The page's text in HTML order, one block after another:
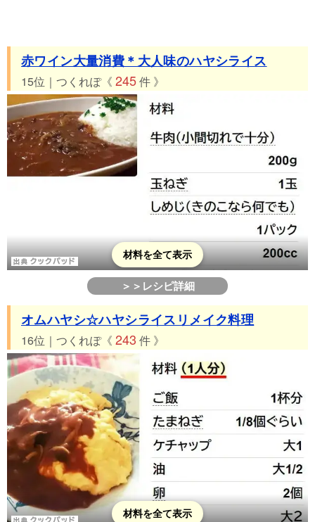
赤ワイン大量消費＊大人味のハヤシライス
15位｜つくれぽ《 245件 》
材料を全て表示
＞＞レシピ詳細
オムハヤシ☆ハヤシライスリメイク料理
16位｜つくれぽ《 243 件 》
材料を全て表示